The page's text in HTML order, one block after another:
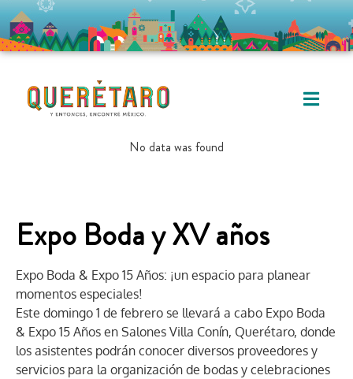
No data was found
Expo Boda y XV años
Expo Boda & Expo 15 Años: ¡un espacio para planear
momentos especiales!
Este domingo 1 de febrero se llevará a cabo Expo Boda
& Expo 15 Años en Salones Villa Conín, Querétaro, donde
los asistentes podrán conocer diversos proveedores y
servicios para la organización de bodas y celebraciones